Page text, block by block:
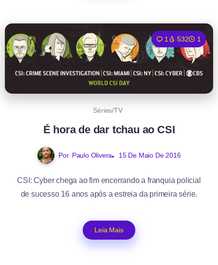
1 532 1
Séries/TV
É hora de dar tchau ao CSI
Por Paulo Olivera 15 De Maio De 2016
CSI: Cyber chega ao fim encerrando a franquia policial
de sucesso 16 anos após a estreia da primeira série.
Leia Mais